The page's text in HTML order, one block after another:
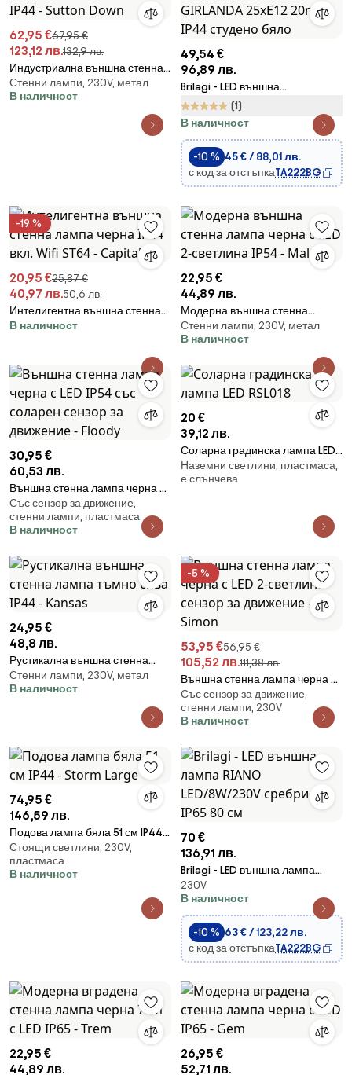
62,95 €67,95 €
123,12 лв.132,9 лв.
Индустриална външна стенна
лампа тъмно сива IP44 -
Sutton Down
Стенни лампи, 230V, метал
В наличност
49,54 €
96,89 лв.
Brilagi - LED външна
декоративна гирлянда
GIRLANDA 25xE12 20m IP44
(1)
В наличност
-10 % 45 € / 88,01 лв.
с код за отстъпкаTA222BG
-19 %
20,95 €25,87 €
40,97 лв.50,6 лв.
Интелигентна външна стенна
лампа черна IP44 вкл. Wifi
В наличност
22,95 €
44,89 лв.
Модерна външна стенна
лампа черна с LED 2-светлина
IP54 - Mal
Стенни лампи, 230V, метал
В наличност
30,95 €
60,53 лв.
Външна стенна лампа черна с
LED IP54 със соларен сензор за
движение - Floody
Със сензор за движение,
стенни лампи, пластмаса
В наличност
20 €
39,12 лв.
Соларна градинска лампа LED
RSL018
Наземни светлини, пластмаса,
е слънчева
24,95 €
48,8 лв.
Рустикална външна стенна
лампа тъмно сива IP44 -
Kansas
Стенни лампи, 230V, метал
В наличност
-5 %
53,95 €56,95 €
105,52 лв.111,38 лв.
Външна стенна лампа черна с
LED 2-светлина сензор за
движение - Simon
Със сензор за движение,
стенни лампи, 230V
В наличност
74,95 €
146,59 лв.
Подова лампа бяла 51 см IP44 -
Storm Large
Стоящи светлини, 230V,
пластмаса
В наличност
70 €
136,91 лв.
Brilagi - LED външна лампа
RIANO LED/8W/230V сребриста
IP65 80 см
230V
В наличност
-10 % 63 € / 123,22 лв.
с код за отстъпкаTA222BG
22,95 €
44,89 лв.
26,95 €
52,71 лв.